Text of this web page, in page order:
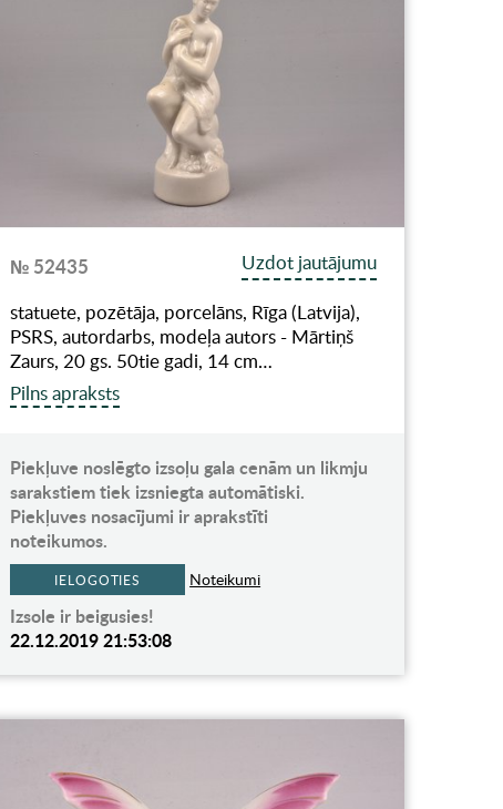
№ 52435
Uzdot jautājumu
statuete, pozētāja, porcelāns, Rīga (Latvija),
PSRS, autordarbs, modeļa autors - Mārtiņš
Zaurs, 20 gs. 50tie gadi, 14 cm…
Pilns apraksts
Piekļuve noslēgto izsoļu gala cenām un likmju
sarakstiem tiek izsniegta automātiski.
Piekļuves nosacījumi ir aprakstīti
noteikumos.
IELOGOTIES Noteikumi
Izsole ir beigusies!
22.12.2019 21:53:08